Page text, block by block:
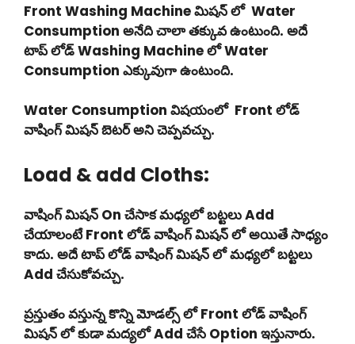
Front Washing Machine మిషన్ లో Water
Consumption అనేది చాలా తక్కువ ఉంటుంది. అదే
టాప్ లోడ్ Washing Machine లో Water
Consumption ఎక్కువుగా ఉంటుంది.
Water Consumption విషయంలో Front లోడ్
వాషింగ్ మిషన్ బెటర్ అని చెప్పవచ్చు.
Load & add Cloths:
వాషింగ్ మిషన్ On చేసాక మధ్యలో బట్టలు Add
చేయాలంటే Front లోడ్ వాషింగ్ మిషన్ లో అయితే సాధ్యం
కాదు. అదే టాప్ లోడ్ వాషింగ్ మిషన్ లో మధ్యలో బట్టలు
Add చేసుకోవచ్చు.
ప్రస్తుతం వస్తున్న కొన్ని మోడల్స్ లో Front లోడ్ వాషింగ్
మిషన్ లో కుడా మద్యలో Add చేసే Option ఇస్తునారు.